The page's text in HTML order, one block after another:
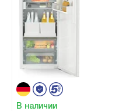
В наличии